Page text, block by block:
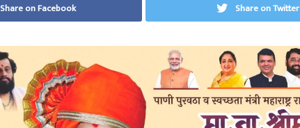
Share on Facebook Share on Twitter